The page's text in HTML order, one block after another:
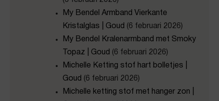
My Bendel Armband Vierkante
Kristalglas | Goud (6 februari 2026)
My Bendel Kralenarmband met Smoky
Topaz | Goud (6 februari 2026)
Michelle Ketting stof hart bolletjes |
Goud (6 februari 2026)
Michelle ketting stof met hanger zon |